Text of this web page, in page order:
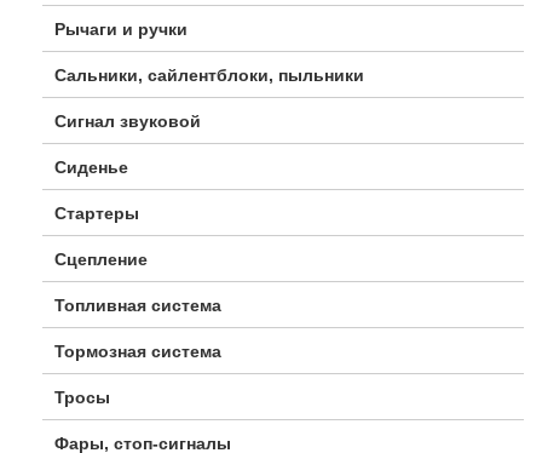
Рычаги и ручки
Сальники, сайлентблоки, пыльники
Сигнал звуковой
Сиденье
Стартеры
Сцепление
Топливная система
Тормозная система
Тросы
Фары, стоп-сигналы